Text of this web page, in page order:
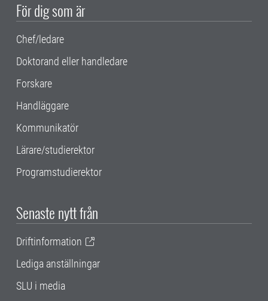
För dig som är
Chef/ledare
Doktorand eller handledare
Forskare
Handläggare
Kommunikatör
Lärare/studierektor
Programstudierektor
Senaste nytt från
Driftinformation
Lediga anställningar
SLU i media